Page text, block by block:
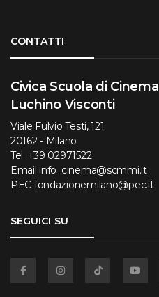
CONTATTI
Civica Scuola di Cinema
Luchino Visconti
Viale Fulvio Testi, 121
20162 - Milano
Tel. +39 02971522
Email info_cinema@scmmi.it
PEC fondazionemilano@pec.it
SEGUICI SU